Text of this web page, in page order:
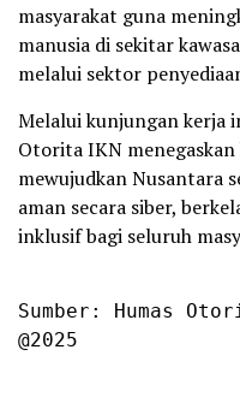
masyarakat guna
manusia di sekitar
melalui sektor
Melalui kunjungan kerja
Otorita IKN
mewujudkan Nusantara
aman secara siber,
inklusif bagi seluruh
Sumber: Humas
@2025